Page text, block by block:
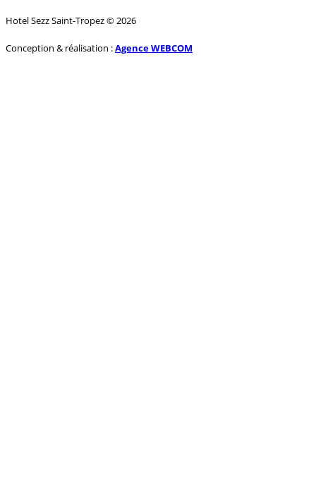
Hotel Sezz Saint-Tropez © 2026
Conception & réalisation :Agence WEBCOM